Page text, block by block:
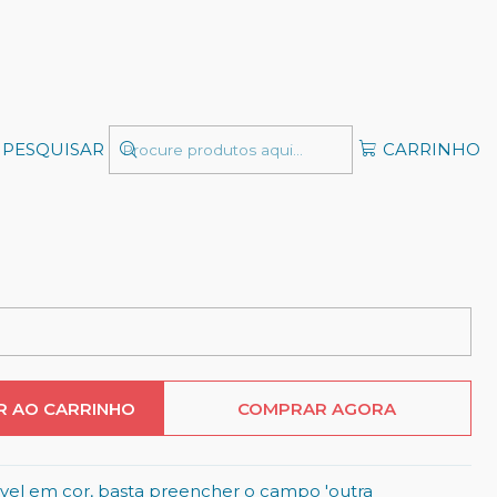
PESQUISAR CARRINHO
A4 -
AO CARRINHO COMPRAR AGORA
em cor, basta preencher o campo 'outra